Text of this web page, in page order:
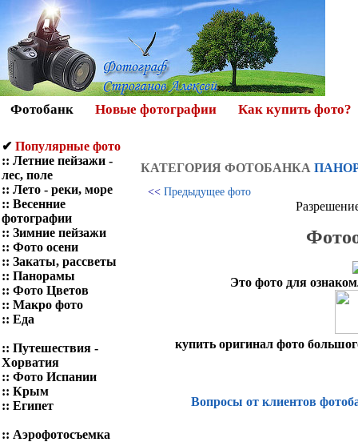
Фотобанк Новые фотографии Как купить фото?
✔ Популярные фото
:: Летние пейзажи -
лес, поле
:: Лето - реки, море
:: Весенние
фотографии
:: Зимние пейзажи
:: Фото осени
:: Закаты, рассветы
:: Панорамы
:: Фото Цветов
:: Макро фото
:: Еда
:: Путешествия -
Хорватия
:: Фото Испании
:: Крым
:: Египет
:: Аэрофотосъемка
КАТЕГОРИЯ ФОТOБАНКА
<< Предыдущее фото
Это фото для
купить оригинал фото
Вопросы от клиентов